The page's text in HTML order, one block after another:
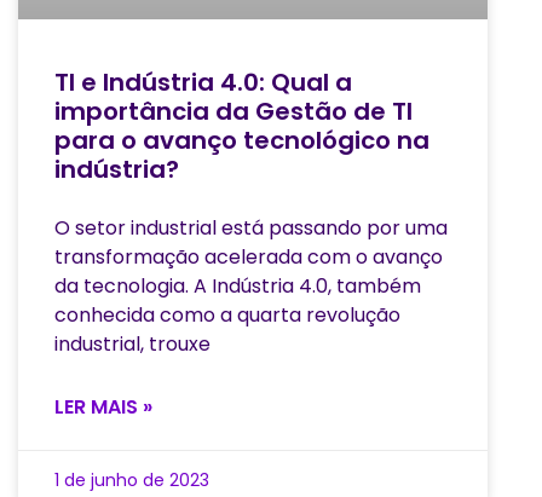
TI e Indústria 4.0: Qual a
importância da Gestão de TI
para o avanço tecnológico na
indústria?
O setor industrial está passando por uma
transformação acelerada com o avanço
da tecnologia. A Indústria 4.0, também
conhecida como a quarta revolução
industrial, trouxe
LER MAIS »
1 de junho de 2023